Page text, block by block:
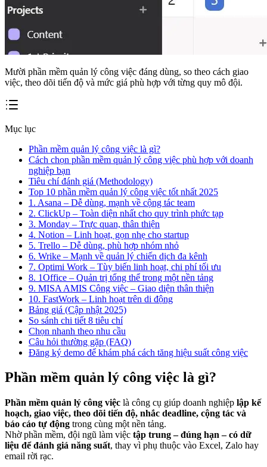
Mười phần mềm quản lý công việc đáng dùng, so theo cách giao
việc, theo dõi tiến độ và mức giá phù hợp với từng quy mô đội.
Mục lục
Phần mềm quản lý công việc là gì?
Cách chọn phần mềm quản lý công việc phù hợp với doanh
nghiệp bạn
Tiêu chí đánh giá (Methodology)
Top 10 phần mềm quản lý công việc tốt nhất 2025
1. Asana – Dễ dùng, mạnh về cộng tác team
2. ClickUp – Toàn diện nhất cho quy trình phức tạp
3. Monday – Trực quan, thân thiện
4. Notion – Linh hoạt, gọn nhẹ cho startup
5. Trello – Dễ dùng, phù hợp nhóm nhỏ
6. Wrike – Mạnh về quản lý chiến dịch đa kênh
7. Optimi Work – Tùy biến linh hoạt, chi phí tối ưu
8. 1Office – Quản trị tổng thể trong một nền tảng
9. MISA AMIS Công việc – Giao diện thân thiện
10. FastWork – Linh hoạt trên di động
Bảng giá (Cập nhật 2025)
So sánh chi tiết 8 tiêu chí
Chọn nhanh theo nhu cầu
Câu hỏi thường gặp (FAQ)
Đăng ký demo để khám phá cách tăng hiệu suất công việc
Phần mềm quản lý công việc là gì?
Phần mềm quản lý công việc là công cụ giúp doanh nghiệp lập kế
hoạch, giao việc, theo dõi tiến độ, nhắc deadline, cộng tác và
báo cáo tự động trong cùng một nền tảng.
Nhờ phần mềm, đội ngũ làm việc tập trung – đúng hạn – có dữ
liệu để đánh giá năng suất, thay vì phụ thuộc vào Excel, Zalo hay
email rời rạc.